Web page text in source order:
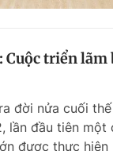
Cuộc triển lãm
đời nửa cuối
lần đầu tiên một
được thực hiện